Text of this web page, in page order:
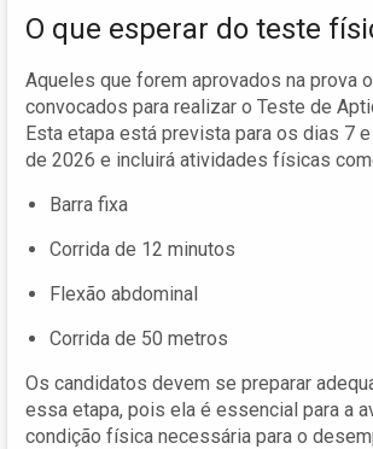
O que esperar do teste
Aqueles que forem aprovados na prova
convocados para realizar o Teste de
Esta etapa está prevista para os dias 7
de 2026 e incluirá atividades físicas
Barra fixa
Corrida de 12 minutos
Flexão abdominal
Corrida de 50 metros
Os candidatos devem se preparar
essa etapa, pois ela é essencial para a
condição física necessária para o